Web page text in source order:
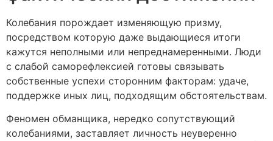
Колебания порождает изменяющую призму,
посредством которую даже выдающиеся итоги
кажутся неполными или непреднамеренными. Люди
с слабой саморефлексией готовы связывать
собственные успехи сторонним факторам: удаче,
поддержке иных лиц, подходящим обстоятельствам.
Феномен обманщика, нередко сопутствующий
колебаниями, заставляет личность неуверенно